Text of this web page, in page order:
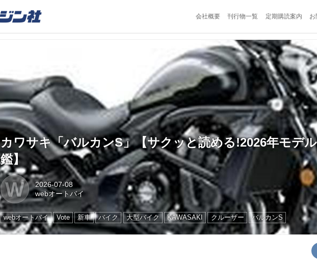
会社概要 刊行物一覧 定期購読案内 お
カワサキ「バルカンS」【サクッと読める!2026年モデ
鑑】
W
2026-07-08
webオートバイ
webオートバイ Vote 新車 バイク 大型バイク KAWASAKI クルーザー バルカンS